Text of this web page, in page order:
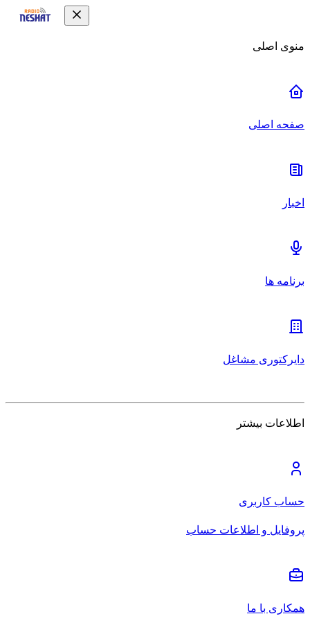
منوی اصلی
صفحه اصلی
اخبار
برنامه ها
دایرکتوری مشاغل
اطلاعات بیشتر
حساب کاربری
پروفایل و اطلاعات حساب
همکاری با ما